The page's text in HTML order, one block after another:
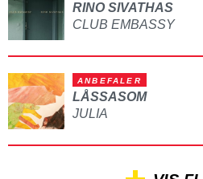
RINO SIVATHAS
CLUB EMBASSY
ANBEFALER
LÅSSASOM
JULIA